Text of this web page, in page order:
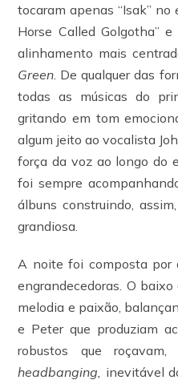
tocaram apenas “Isak” no
Horse Called Golgotha”
alinhamento mais
Green . De qualquer das
todas as músicas do
gritando em tom
algum jeito ao vocalista
força da voz ao longo do
foi sempre
álbuns construindo,
grandiosa.
A noite foi composta por
engrandecedoras. O
melodia e paixão,
e Peter que produziam
robustos que
headbanging, inevitável